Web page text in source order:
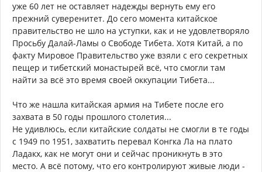
уже 60 лет не оставляет надежды вернуть ему его
прежний суверенитет. До сего момента китайское
правительство не шло на уступки, как и не удовлетворяло
Просьбу Далай-Ламы о Свободе Тибета. Хотя Китай, а по
факту Мировое Правительство уже взяли с его секретных
пещер и тибетский монастырей всё, что смогли там
найти за всё это время своей оккупации Тибета...
Что же нашла китайская армия на Тибете после его
захвата в 50 годы прошлого столетия...
Не удивлюсь, если китайские солдаты не смогли в те годы
с 1949 по 1951, захватить перевал Конгка Ла на плато
Ладакх, как не могут они и сейчас проникнуть в это
место. А всё потому, что его контролируют живые люди -